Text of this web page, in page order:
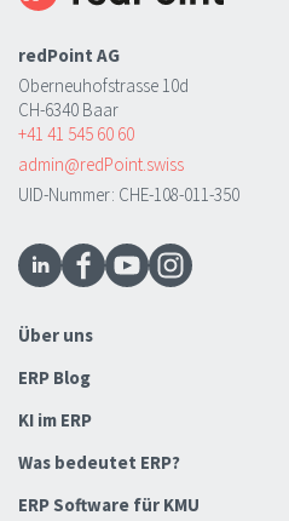
redPoint AG
Oberneuhofstrasse 10d
CH-6340 Baar
+41 41 545 60 60
admin@redPoint.swiss
UID-Nummer: CHE-108-011-350
Über uns
ERP Blog
KI im ERP
Was bedeutet ERP?
ERP Software für KMU